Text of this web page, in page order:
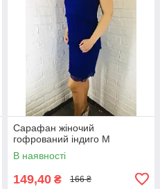
Сарафан жіночий
гофрований індиго М
В наявності
149,40 ₴ 166 ₴